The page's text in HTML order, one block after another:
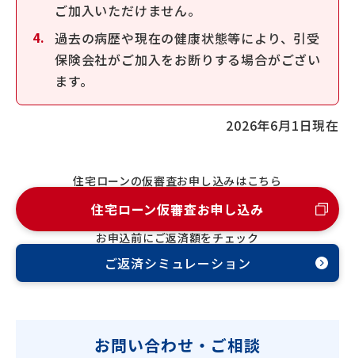
ご加入いただけません。
過去の病歴や現在の健康状態等により、引受
保険会社がご加入をお断りする場合がござい
ます。
2026年6月1日現在
住宅ローンの仮審査お申し込みはこちら
住宅ローン仮審査お申し込み
お申込前にご返済額をチェック
ご返済シミュレーション
お問い合わせ・ご相談